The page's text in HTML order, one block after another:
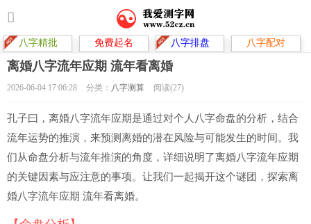
八字精批 免费起名 八字排盘 八字配对
离婚八字流年应期 流年看离婚
2026-06-04 17:06:28 分类： 八字测算 阅读(27)
孔子曰，离婚八字流年应期是通过对个人八字命盘的分析，结合
流年运势的推演，来预测离婚的潜在风险与可能发生的时间。我
们从命盘分析与流年推演的角度，详细说明了离婚八字流年应期
的关键因素与应注意的事项。让我们一起揭开这个谜团，探索离
婚八字流年应期 流年看离婚。